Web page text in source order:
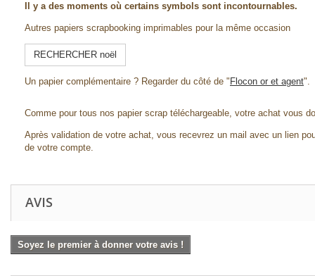
Il y a des moments où certains symbols sont incontournables.
Autres papiers scrapbooking imprimables pour la même occasion
RECHERCHER noël
Un papier complémentaire ? Regarder du côté de " Flocon or et agent".
Comme pour tous nos papier scrap téléchargeable, votre achat vous
Après validation de votre achat, vous recevrez un mail avec un lien
de votre compte.
AVIS
Soyez le premier à donner votre avis !